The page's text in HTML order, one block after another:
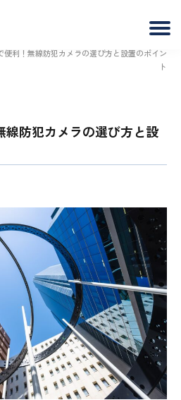
便利！無線防犯カメラの選び方と設置のポイン
ト
線防犯カメラの選び方と設